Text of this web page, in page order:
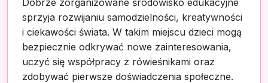
sprzyja rozwijaniu samodzielności, kreatywności
i ciekawości świata. W takim miejscu dzieci mogą
bezpiecznie odkrywać nowe zainteresowania,
uczyć się współpracy z rówieśnikami oraz
zdobywać pierwsze doświadczenia społeczne.